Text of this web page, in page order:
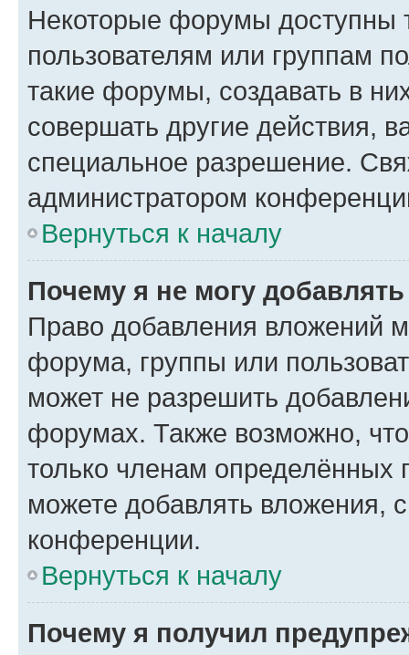
Некоторые форумы доступны
пользователям или группам
такие форумы, создавать в
совершать другие действия,
специальное разрешение.
администратором
Вернуться к началу
Почему я не могу
Право добавления вложений
форума, группы или
может не разрешить
форумах. Также возможно,
только членам определённых
можете добавлять вложения,
конференции.
Вернуться к началу
Почему я получил